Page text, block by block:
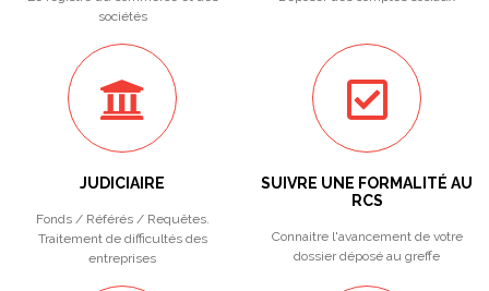
sociétés
JUDICIAIRE
Fonds / Référés / Requêtes.
Traitement de difficultés des
entreprises
SUIVRE UNE FORMALITÉ AU
RCS
Connaitre l'avancement de votre
dossier déposé au greffe